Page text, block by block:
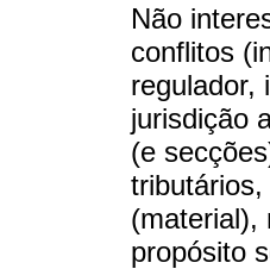
Não
conflitos
regulador,
jurisdição
(e
(material),
propósito